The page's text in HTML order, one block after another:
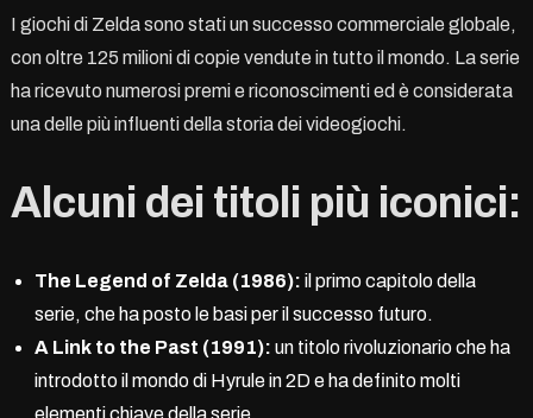
I giochi di Zelda sono stati un successo commerciale globale,
con oltre 125 milioni di copie vendute in tutto il mondo. La serie
ha ricevuto numerosi premi e riconoscimenti ed è considerata
una delle più influenti della storia dei videogiochi.
Alcuni dei titoli più iconici:
The Legend of Zelda (1986): il primo capitolo della
serie, che ha posto le basi per il successo futuro.
A Link to the Past (1991): un titolo rivoluzionario che ha
introdotto il mondo di Hyrule in 2D e ha definito molti
elementi chiave della serie.